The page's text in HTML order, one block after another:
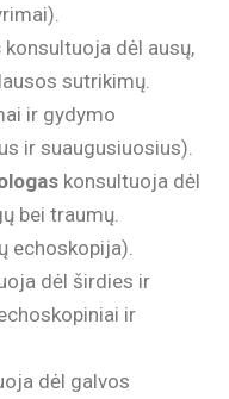
konsultuoja dėl ausų,
sutrikimų.
ir gydymo
ir suaugusiuosius).
konsultuoja dėl
bei traumų.
echoskopija).
dėl širdies ir
ir
dėl galvos